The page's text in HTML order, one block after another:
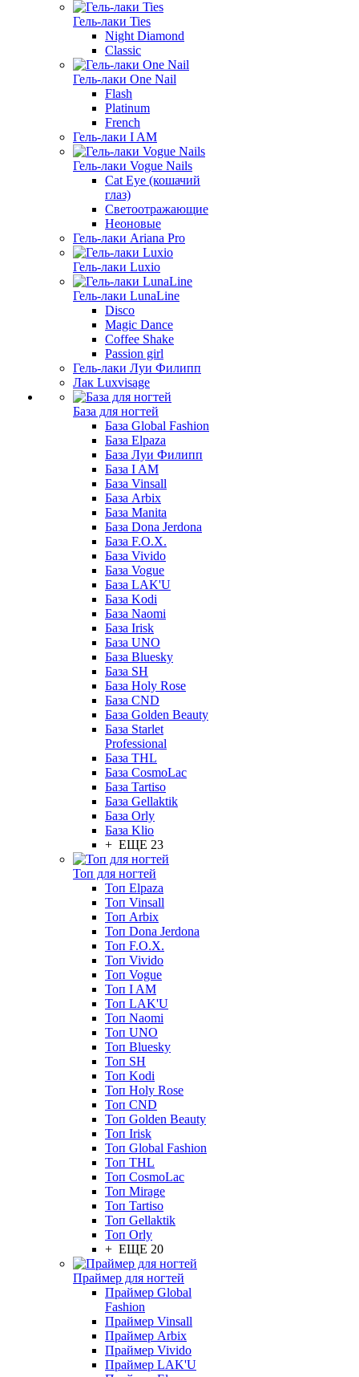
Гель-лаки Ties
Night Diamond
Classic
Гель-лаки One Nail
Flash
Platinum
French
Гель-лаки I AM
Гель-лаки Vogue Nails
Cat Eye (кошачий
глаз)
Светоотражающие
Неоновые
Гель-лаки Ariana Pro
Гель-лаки Luxio
Гель-лаки LunaLine
Disco
Magic Dance
Coffee Shake
Passion girl
Гель-лаки Луи Филипп
Лак Luxvisage
База для ногтей
База Global Fashion
База Elpaza
База Луи Филипп
База I AM
База Vinsall
База Arbix
База Manita
База Dona Jerdona
База F.O.X.
База Vivido
База Vogue
База LAK'U
База Kodi
База Naomi
База Irisk
База UNO
База Bluesky
База SH
База Holy Rose
База CND
База Golden Beauty
База Starlet
Professional
База THL
База CosmoLac
База Tartiso
База Gellaktik
База Orly
База Klio
+ ЕЩЕ 23
Топ для ногтей
Топ Elpaza
Топ Vinsall
Топ Arbix
Топ Dona Jerdona
Топ F.O.X.
Топ Vivido
Топ Vogue
Топ I AM
Топ LAK'U
Топ Naomi
Топ UNO
Топ Bluesky
Топ SH
Топ Kodi
Топ Holy Rose
Топ CND
Топ Golden Beauty
Топ Irisk
Топ Global Fashion
Топ THL
Топ CosmoLac
Топ Mirage
Топ Tartiso
Топ Gellaktik
Топ Orly
+ ЕЩЕ 20
Праймер для ногтей
Праймер Global
Fashion
Праймер Vinsall
Праймер Arbix
Праймер Vivido
Праймер LAK'U